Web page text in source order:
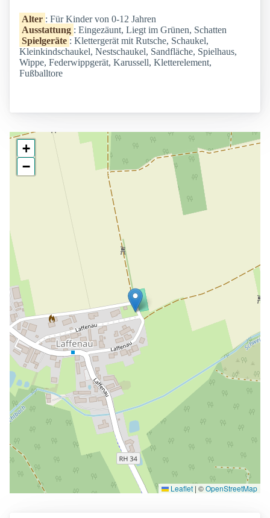
Alter : Für Kinder von 0-12 Jahren
Ausstattung : Eingezäunt, Liegt im Grünen, Schatten
Spielgeräte : Klettergerät mit Rutsche, Schaukel,
Kleinkindschaukel, Nestschaukel, Sandfläche, Spielhaus,
Wippe, Federwippgerät, Karussell, Kletterelement,
Fußballtore
+
−
Leaflet | ©OpenStreetMap